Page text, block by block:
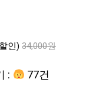
인) 34,000원
: 77건